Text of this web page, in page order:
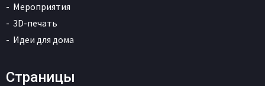
Мероприятия
3D-печать
Идеи для дома
Страницы